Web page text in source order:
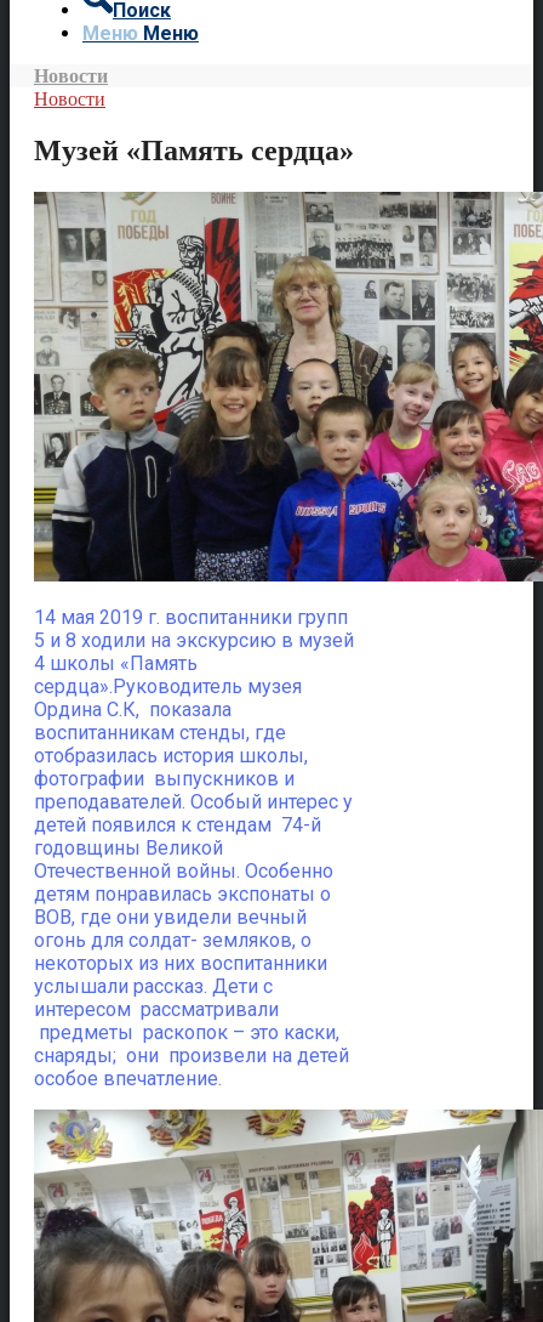
Поиск
Меню Меню
Новости
Новости
Музей «Память сердца»
14 мая 2019 г. воспитанники групп
5 и 8 ходили на экскурсию в музей
4 школы «Память
сердца».Руководитель музея
Ордина С.К, показала
воспитанникам стенды, где
отобразилась история школы,
фотографии выпускников и
преподавателей. Особый интерес у
детей появился к стендам 74-й
годовщины Великой
Отечественной войны. Особенно
детям понравилась экспонаты о
ВОВ, где они увидели вечный
огонь для солдат- земляков, о
некоторых из них воспитанники
услышали рассказ. Дети с
интересом рассматривали
предметы раскопок – это каски,
снаряды; они произвели на детей
особое впечатление.